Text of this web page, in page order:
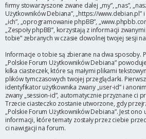
firmy stowarzyszone zwane dalej „my”, „nas”,
Użytkowników Debiana”, „https://www.debian.pl”
„ich”, „oprogramowanie phpBB”,
„Zespoły phpBB”, korzystają z informacji
tobie” zebranych w czasie dowolnej twojej sesji
Informacje o tobie są zbierane na dwa sposoby.
„Polskie Forum Użytkowników Debiana”
kilka ciasteczek, które są małymi plikami
plików tymczasowych twojej przeglądarki.
identyfikator użytkownika zwany „user-id” i
zwany „session-id”, automatycznie przyznane ci
Trzecie ciasteczko zostanie utworzone, gdy
„Polskie Forum Użytkowników Debiana”. Jest
informacji, które tematy zostały przez ciebie
ci nawigacji na forum.